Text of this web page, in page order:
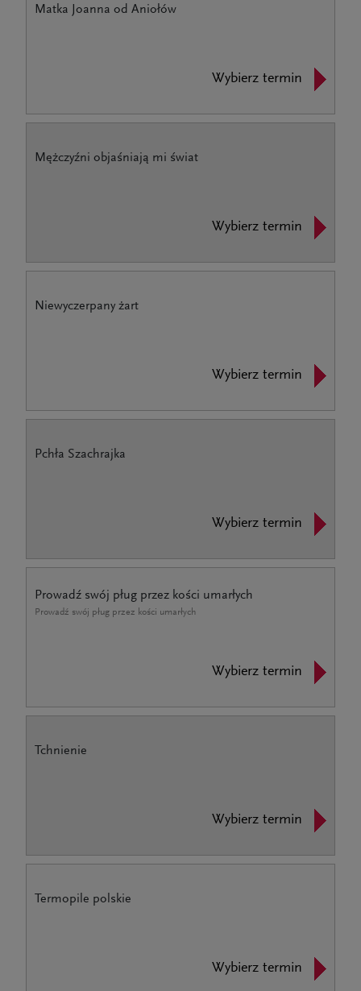
Matka Joanna od Aniołów
Wybierz termin
Mężczyźni objaśniają mi świat
Wybierz termin
Niewyczerpany żart
Wybierz termin
Pchła Szachrajka
Wybierz termin
Prowadź swój pług przez kości umarłych
Prowadź swój pług przez kości umarłych
Wybierz termin
Tchnienie
Wybierz termin
Termopile polskie
Wybierz termin